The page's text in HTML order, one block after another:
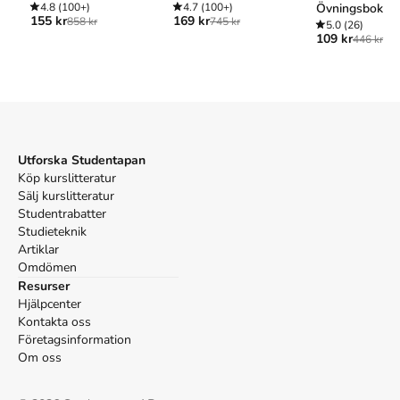
APA
4.8 (100+)
155 kr858 kr
4.7 (100+)
169 kr745 kr
Övningsbok
5.0 (26)
109 kr446 kr
Utforska Studentapan
Köp kurslitteratur
Sälj kurslitteratur
Studentrabatter
Studieteknik
Artiklar
Omdömen
Resurser
Hjälpcenter
Kontakta oss
Företagsinformation
Om oss